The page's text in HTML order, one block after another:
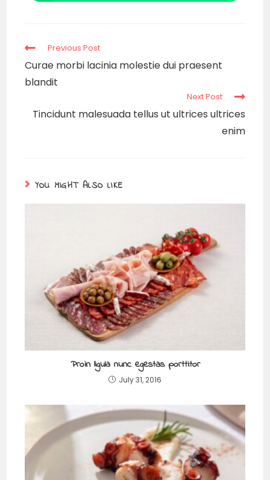
Previous Post
Curae morbi lacinia molestie dui praesent
blandit
Next Post
Tincidunt malesuada tellus ut ultrices ultrices
enim
YOU MIGHT ALSO LIKE
Proin ligula nunc egestas porttitor
July 31, 2016